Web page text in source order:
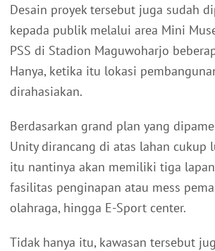
Desain proyek tersebut juga sudah
kepada publik melalui area Mini
PSS di Stadion Maguwoharjo
Hanya, ketika itu lokasi
dirahasiakan.
Berdasarkan grand plan yang
Unity dirancang di atas lahan cukup
itu nantinya akan memiliki tiga
fasilitas penginapan atau mess
olahraga, hingga E-Sport center.
Tidak hanya itu, kawasan tersebut